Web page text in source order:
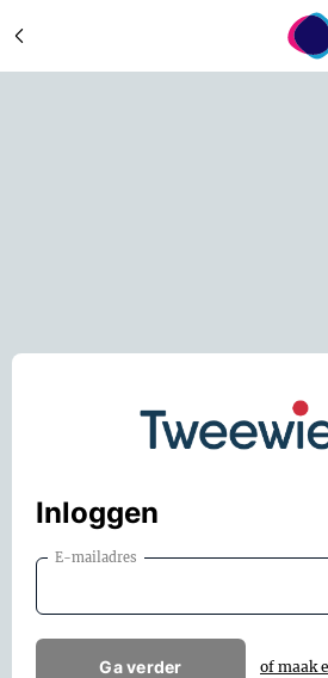
Inloggen
E-mailadres
Ga verder of maak